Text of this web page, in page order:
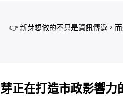
👉 新芽想做的不只是資訊傳遞，
正在打造市政影響力